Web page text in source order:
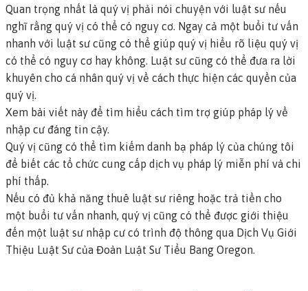
Quan trọng nhất là quý vị phải nói chuyện với luật sư nếu
nghĩ rằng quý vị có thể có nguy cơ. Ngay cả một buổi tư vấn
nhanh với luật sư cũng có thể giúp quý vị hiểu rõ liệu quý vị
có thể có nguy cơ hay không. Luật sư cũng có thể đưa ra lời
khuyên cho cá nhân quý vị về cách thực hiện các quyền của
quý vị.
Xem bài viết này để tìm hiểu cách tìm trợ giúp pháp lý về
nhập cư đáng tin cậy.
Quý vị cũng có thể tìm kiếm danh bạ pháp lý của chúng tôi
để biết các tổ chức cung cấp dịch vụ pháp lý miễn phí và chi
phí thấp.
Nếu có đủ khả năng thuê luật sư riêng hoặc trả tiền cho
một buổi tư vấn nhanh, quý vị cũng có thể được giới thiệu
đến một luật sư nhập cư có trình độ thông qua Dịch Vụ Giới
Thiệu Luật Sư của Đoàn Luật Sư Tiểu Bang Oregon.